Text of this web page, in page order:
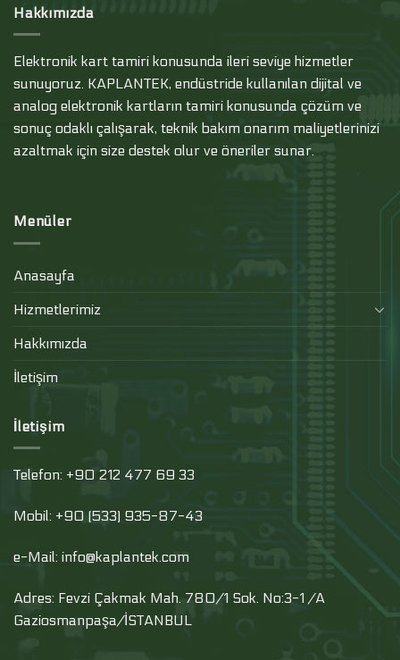
Hakkımızda
Elektronik kart tamiri konusunda ileri seviye hizmetler
sunuyoruz. KAPLANTEK, endüstride kullanılan dijital ve
analog elektronik kartların tamiri konusunda çözüm ve
sonuç odaklı çalışarak, teknik bakım onarım maliyetlerinizi
azaltmak için size destek olur ve öneriler sunar.
Menüler
Anasayfa
Hizmetlerimiz
Hakkımızda
İletişim
İletişim
Telefon: +90 212 477 69 33
Mobil: +90 (533) 935-87-43
e-Mail: info@kaplantek.com
Adres: Fevzi Çakmak Mah. 780/1 Sok. No:3-1 /A
Gaziosmanpaşa/İSTANBUL